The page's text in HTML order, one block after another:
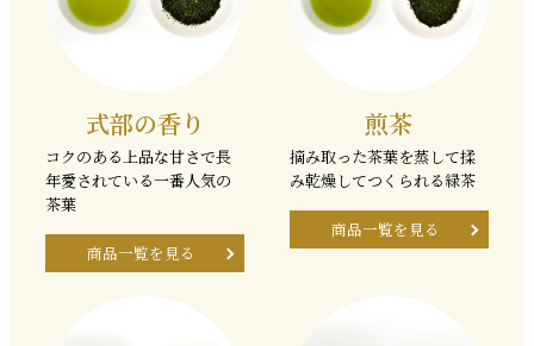
式部の香り
コクのある上品な甘さで長
年愛されている一番人気の
茶葉
商品一覧を見る
煎茶
摘み取った茶葉を蒸して揉
み乾燥してつくられる緑茶
商品一覧を見る